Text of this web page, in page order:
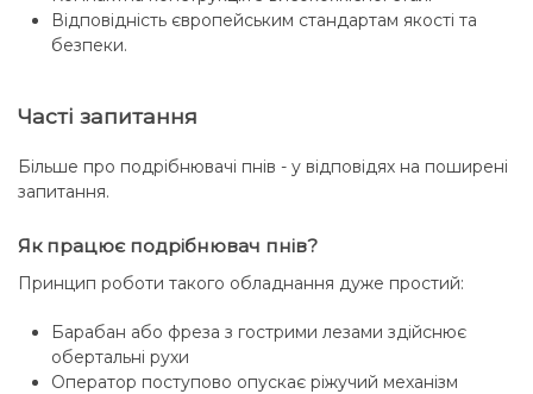
Відповідність європейським стандартам якості та
безпеки.
Часті запитання
Більше про подрібнювачі пнів - у відповідях на поширені
запитання.
Як працює подрібнювач пнів?
Принцип роботи такого обладнання дуже простий:
Барабан або фреза з гострими лезами здійснює
обертальні рухи
Оператор поступово опускає ріжучий механізм